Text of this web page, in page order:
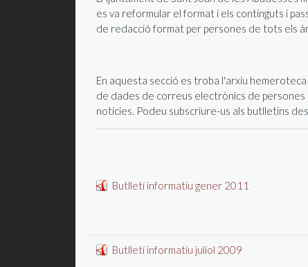
es va reformular el format i els continguts i
de redacció format per persones de tots els
En aquesta secció es troba l'arxiu
de dades de correus electrònics de persones
notícies. Podeu subscriure-us als butlletins
Butlletí informatiu gener 2011
Butlletí informatiu juliol 2009